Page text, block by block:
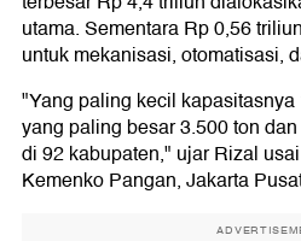
utama. Sementara Rp 0,56
untuk mekanisasi, otomatisasi,
"Yang paling kecil
yang paling besar 3.500 ton
di 92 kabupaten," ujar Rizal
Kemenko Pangan, Jakarta